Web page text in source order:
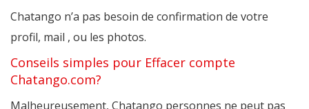
Chatango n’a pas besoin de confirmation de votre
profil, mail , ou les photos.
Conseils simples pour Effacer compte
Chatango.com?
Malheureusement, Chatango personnes ne peut pas